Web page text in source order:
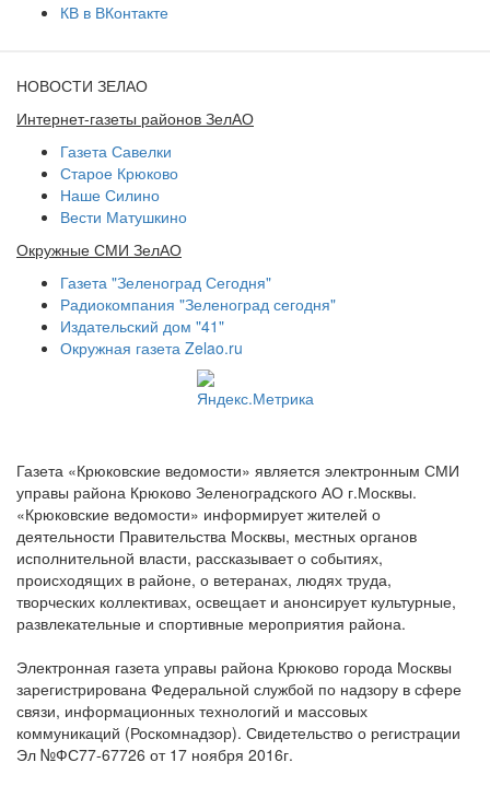
КВ в ВКонтакте
НОВОСТИ ЗЕЛАО
Интернет-газеты районов ЗелАО
Газета Савелки
Старое Крюково
Наше Силино
Вести Матушкино
Окружные СМИ ЗелАО
Газета "Зеленоград Сегодня"
Радиокомпания "Зеленоград сегодня"
Издательский дом "41"
Окружная газета Zelao.ru
Газета «Крюковские ведомости» является электронным СМИ
управы района Крюково Зеленоградского АО г.Москвы.
«Крюковские ведомости» информирует жителей о
деятельности Правительства Москвы, местных органов
исполнительной власти, рассказывает о событиях,
происходящих в районе, о ветеранах, людях труда,
творческих коллективах, освещает и анонсирует культурные,
развлекательные и спортивные мероприятия района.
Электронная газета управы района Крюково города Москвы
зарегистрирована Федеральной службой по надзору в сфере
связи, информационных технологий и массовых
коммуникаций (Роскомнадзор). Свидетельство о регистрации
Эл №ФС77-67726 от 17 ноября 2016г.